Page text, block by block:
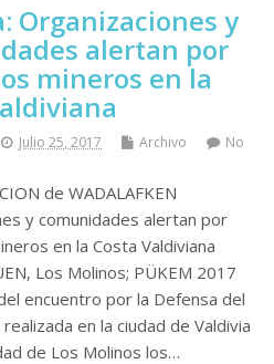
Organizaciones y
alertan por
mineros en la
Julio 25, 2017 Archivo
No
de WADALAFKEN
y comunidades alertan por
en la Costa Valdiviana
Los Molinos; PÜKEM 2017
encuentro por la Defensa del
en la ciudad de Valdivia
de Los Molinos los…